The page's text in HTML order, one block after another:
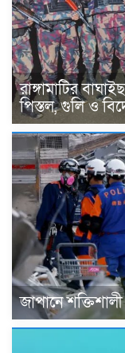
রাঙ্গামাটির
পিস্তল, গুলি ও
জাপানে